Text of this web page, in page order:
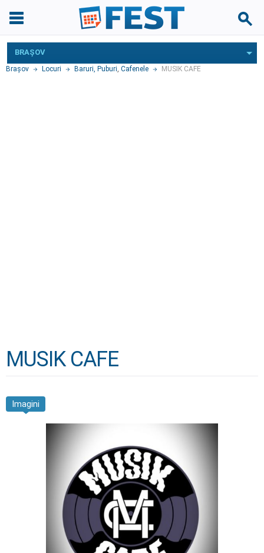
BRAŞOV
Braşov Locuri Baruri, Puburi, Cafenele MUSIK CAFE
MUSIK CAFE
Imagini